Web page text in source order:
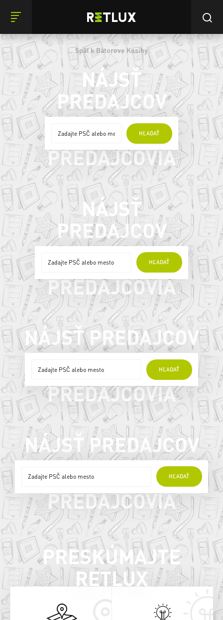
Späť k Bátorove Kosihy
NÁJSŤ
PREDAJCOV
HĽADAŤ
ONLINE
PREDAJCOVIA
NÁJSŤ
PREDAJCOV
HĽADAŤ
ONLINE
PREDAJCOVIA
NÁJSŤ PREDAJCOV
HĽADAŤ
ONLINE
PREDAJCOVIA
NÁJSŤ PREDAJCOV
HĽADAŤ
ONLINE
PREDAJCOVIA
PRESKÚMAJTE
RETLUX